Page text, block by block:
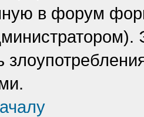
в форум